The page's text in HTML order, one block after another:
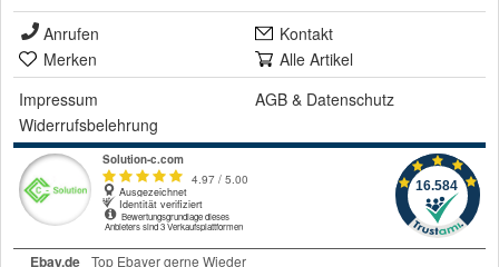
Anrufen
Kontakt
Merken
Alle Artikel
Impressum
AGB & Datenschutz
Widerrufsbelehrung